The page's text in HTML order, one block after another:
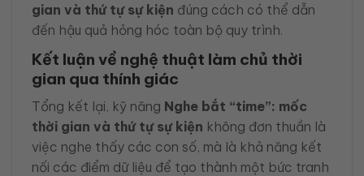
gian và thứ tự sự kiện đúng cách có thể dẫn
đến hậu quả hỏng hóc toàn bộ quy trình.
Kết luận về nghệ thuật làm chủ thời
gian qua thính giác
Tổng kết lại, kỹ năng Nghe bắt “time”: mốc
thời gian và thứ tự sự kiện không đơn thuần là
việc nghe thấy các con số, mà là khả năng kết
nối các điểm dữ liệu để tạo thành một bức tranh